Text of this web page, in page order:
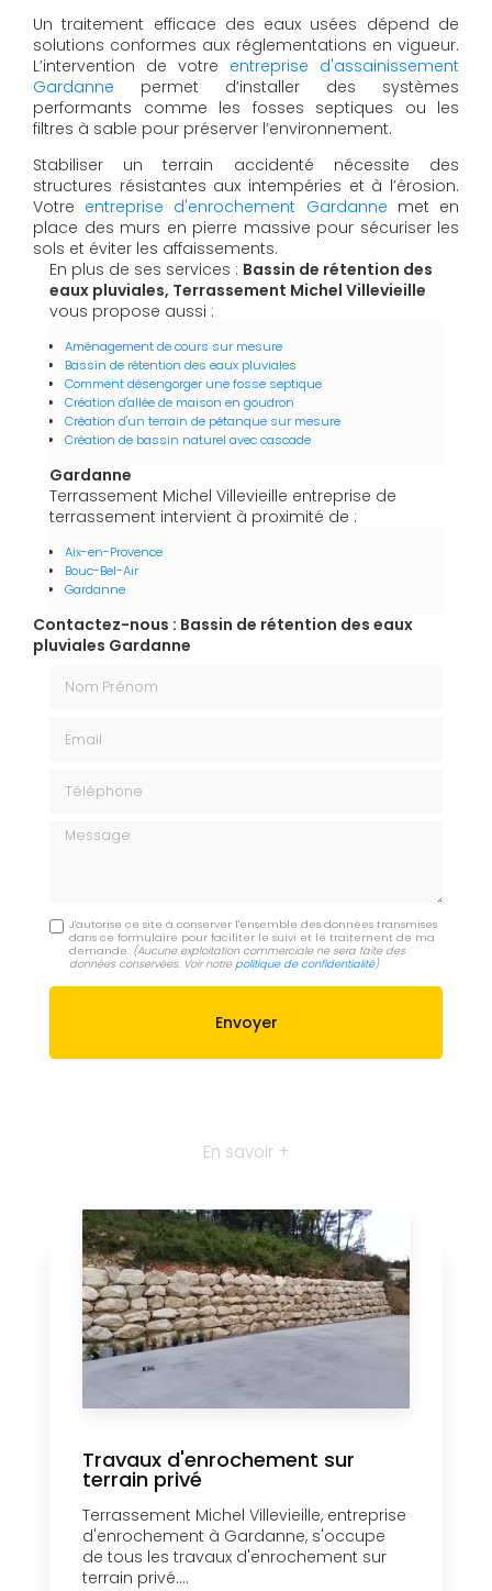
Un traitement efficace des eaux usées dépend de
solutions conformes aux réglementations en vigueur.
L’intervention de votre entreprise d'assainissement
Gardanne permet d’installer des systèmes
performants comme les fosses septiques ou les
filtres à sable pour préserver l’environnement.
Stabiliser un terrain accidenté nécessite des
structures résistantes aux intempéries et à l’érosion.
Votre entreprise d'enrochement Gardanne met en
place des murs en pierre massive pour sécuriser les
sols et éviter les affaissements.
En plus de ses services : Bassin de rétention des
eaux pluviales, Terrassement Michel Villevieille
vous propose aussi :
Aménagement de cours sur mesure
Bassin de rétention des eaux pluviales
Comment désengorger une fosse septique
Création d'allée de maison en goudron
Création d'un terrain de pétanque sur mesure
Création de bassin naturel avec cascade
Gardanne
Terrassement Michel Villevieille entreprise de
terrassement intervient à proximité de :
Aix-en-Provence
Bouc-Bel-Air
Gardanne
Contactez-nous : Bassin de rétention des eaux
pluviales Gardanne
Message
J'autorise ce site à conserver l'ensemble des données transmises
dans ce formulaire pour faciliter le suivi et le traitement de ma
demande. (Aucune exploitation commerciale ne sera faite des
données conservées. Voir notrepolitique de confidentialité)
En savoir +
Travaux d'enrochement sur
terrain privé
Terrassement Michel Villevieille, entreprise
d'enrochement à Gardanne, s'occupe
de tous les travaux d'enrochement sur
terrain privé....